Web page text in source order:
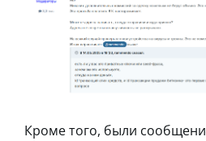
Кроме того, были